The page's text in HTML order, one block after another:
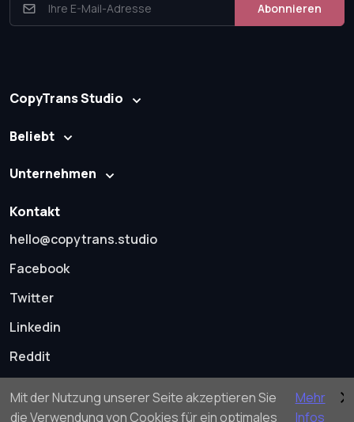
Mit der Nutzung unserer Seite akzeptieren Sie
die Verwendung von Cookies für ein optimales
Mehr
Infos
Abonnieren
CopyTrans Studio
Beliebt
Unternehmen
Kontakt
hello@copytrans.studio
Facebook
Twitter
Linkedin
Reddit